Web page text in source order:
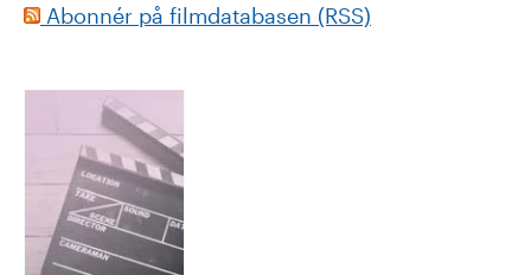
Abonnér på filmdatabasen (RSS)